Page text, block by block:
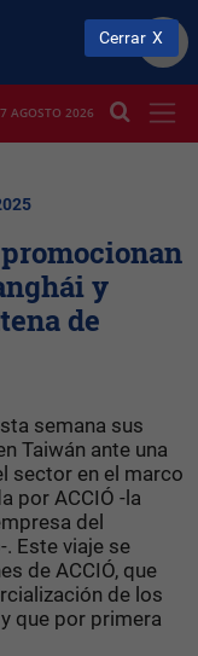
AGOSTO 2026
y
de
semana sus
Taiwán ante una
sector en el marco
por ACCIÓ -la
del
Este viaje se
de ACCIÓ, que
de los
que por primera
Cerrar